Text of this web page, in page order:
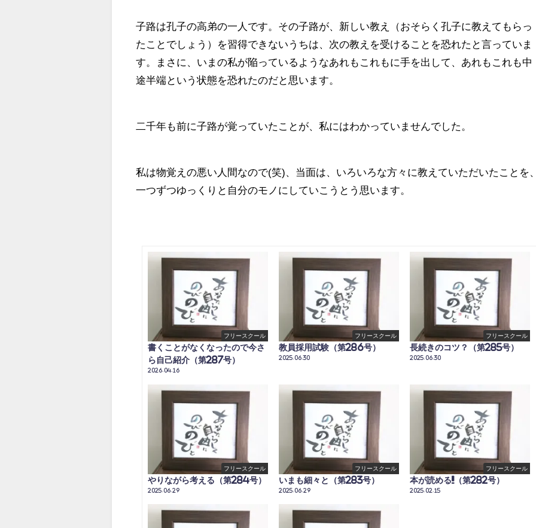
子路は孔子の高弟の一人です。その子路が、新しい教え（おそらく孔子に教えてもらっ
たことでしょう）を習得できないうちは、次の教えを受けることを恐れたと言っていま
す。まさに、いまの私が陥っているようなあれもこれもに手を出して、あれもこれも中
途半端という状態を恐れたのだと思います。
二千年も前に子路が覚っていたことが、私にはわかっていませんでした。
私は物覚えの悪い人間なので(笑)、当面は、いろいろな方々に教えていただいたことを
一つずつゆっくりと自分のモノにしていこうとう思います。
フリースクール
書くことがなくなったので今さ
ら自己紹介（第287号）
2026.04.16
フリースクール
教員採用試験（第286号）
2025.06.30
フリースクール
長続きのコツ？（第285号）
2025.06.30
フリースクール
やりながら考える（第284号）
2025.06.29
フリースクール
いまも細々と（第283号）
2025.06.29
フリースクール
本が読める!!（第282号）
2025.02.15